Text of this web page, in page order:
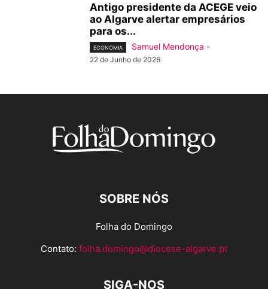
Antigo presidente da ACEGE veio
ao Algarve alertar empresários
para os...
ECONOMIA Samuel Mendonça -
22 de Junho de 2026
SOBRE NÓS
Folha do Domingo
Contato: folha.domingo@diocese-algarve.pt
SIGA-NOS